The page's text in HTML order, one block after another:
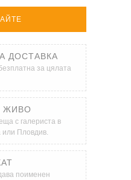
ДОСТАВКА
за цялата
ЖИВО
с галериста в
Пловдив.
поименен